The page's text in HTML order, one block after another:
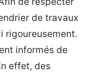
de travaux
rigoureusement.
informés de
effet, des